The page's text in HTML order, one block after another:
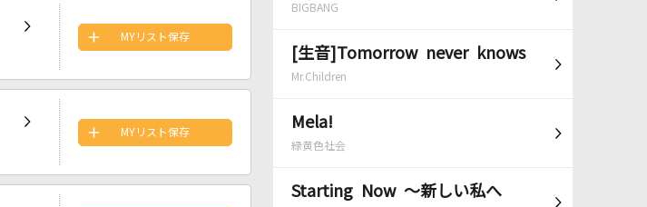
BIGBANG
[生音]Tomorrow never knows
Mr.Children
Mela!
緑黄色社会
Starting Now ～新しい私へ
MYリスト保存
MYリスト保存